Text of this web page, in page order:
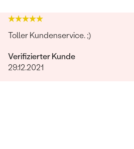
Toller Kundenservice. ;)
Verifizierter Kunde
29.12.2021